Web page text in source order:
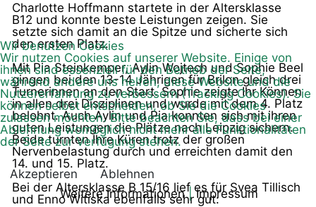
Charlotte Hoffmann startete in der Altersklasse
B12 und konnte beste Leistungen zeigen. Sie
setzte sich damit an die Spitze und sicherte sich
den ersten Platz.
Mit Pia Steinkemper, Aylin Wojtech und Sophie Beel
gingen bei den 13-14 Jährigen für Brilon gleich drei
Turnerinnen an den Start. Sophie zeigte Ihr Können
in allen drei Disziplinen und wurde mit dem 4. Platz
belohnt. Auch Aylin und Pia konnten sich mit ihren
guten Leistungen die Plätze nach Leipzig sichern.
Beide turnten Ihre Küren trotz der großen
Nervenbelastung durch und erreichten damit den
14. und 15. Platz.
Bei der Altersklasse B 15/16 lief es für Svea Tillisch
und Enno Witiska ebenfalls sehr gut:
Wir benutzen Cookies
Wir nutzen Cookies auf unserer Website. Einige von
ihnen sind essenziell für den Betrieb der Seite,
während andere uns helfen, diese Website und die
Nutzererfahrung zu verbessern (Tracking Cookies). Sie
können selbst entscheiden, ob Sie die Cookies
zulassen möchten. Bitte beachten Sie, dass bei einer
Ablehnung womöglich nicht mehr alle Funktionalitäten
der Seite zur Verfügung stehen.
Akzeptieren
Ablehnen
Weitere Informationen|Impressum